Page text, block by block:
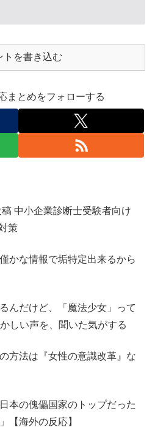
トを書き込む
まとめをフォローする
中小企業診断士受験者向け
策
かな情報で垢特定出来るから
んだけど、「魔法少女」って
しい声を、聞いた気がする
方法は『女性の意識改革』な
本の傀儡国家のトップだった
【海外の反応】